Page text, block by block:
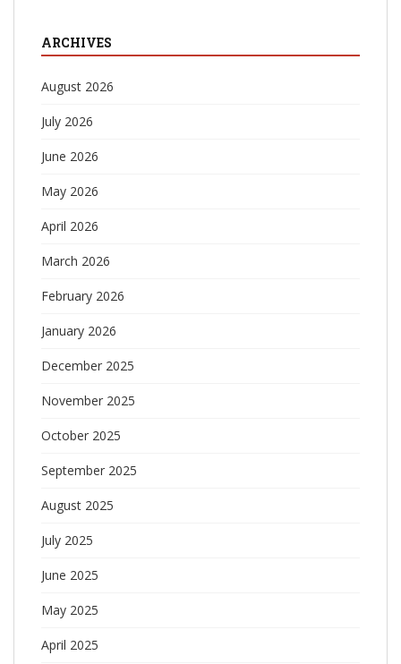
ARCHIVES
August 2026
July 2026
June 2026
May 2026
April 2026
March 2026
February 2026
January 2026
December 2025
November 2025
October 2025
September 2025
August 2025
July 2025
June 2025
May 2025
April 2025